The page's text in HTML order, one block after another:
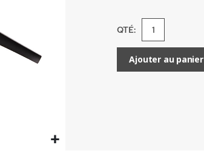
QTÉ:
Ajouter au panier